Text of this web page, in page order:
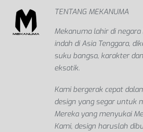
TENTANG MEKANUMA
Mekanuma lahir di
indah di Asia Tenggara,
suku bangsa, karakter
eksotik.
Kami bergerak cepat
design yang segar untuk
Mereka yang menyukai
Kami, design haruslah